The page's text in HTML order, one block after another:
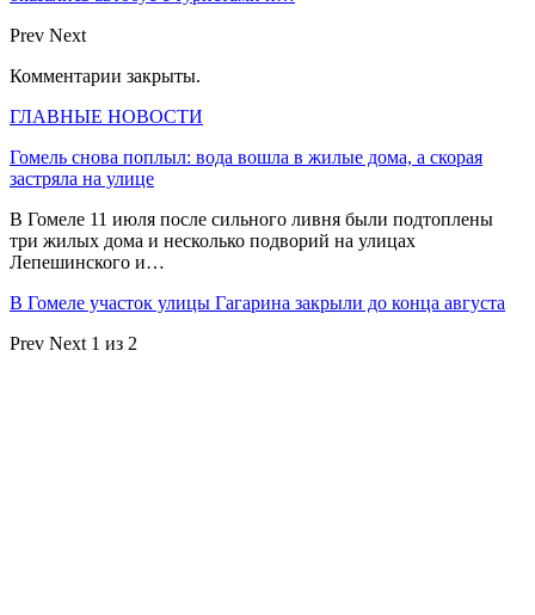
Prev Next
Комментарии закрыты.
ГЛАВНЫЕ НОВОСТИ
Гомель снова поплыл: вода вошла в жилые дома, а скорая
застряла на улице
В Гомеле 11 июля после сильного ливня были подтоплены
три жилых дома и несколько подворий на улицах
Лепешинского и…
В Гомеле участок улицы Гагарина закрыли до конца августа
Prev Next 1 из 2